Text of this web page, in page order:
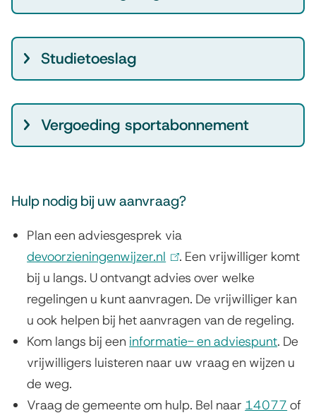
Studietoeslag
Vergoeding sportabonnement
Hulp nodig bij uw aanvraag?
Plan een adviesgesprek via
devoorzieningenwijzer.nl (
l
i
n
k
i
e
. Een vrijwilliger komt
bij u langs. U ontvangt advies over welke
regelingen u kunt aanvragen. De vrijwilliger kan
u ook helpen bij het aanvragen van de regeling.
Kom langs bij een informatie- en adviespunt. De
vrijwilligers luisteren naar uw vraag en wijzen u
de weg.
Vraag de gemeente om hulp. Bel naar 14077 of